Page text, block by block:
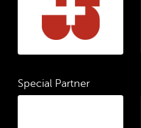
Special Partner